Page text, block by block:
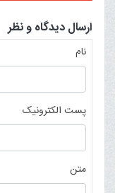
ارسال دیدگاه و نظر
نام
پست الکترونیک
متن